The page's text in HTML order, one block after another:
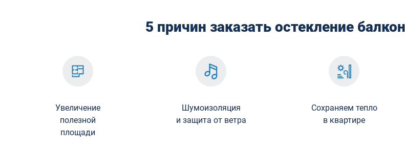
5 причин заказать остекление
Увеличение
полезной
площади
Шумоизоляция
и защита от ветра
Сохраняем тепло
в квартире